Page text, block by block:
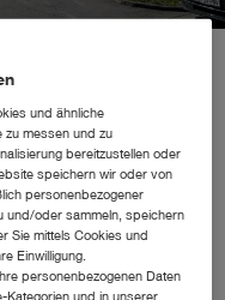
d.o.o.
und ähnliche
zu messen und zu
bereitzustellen oder
speichern wir oder von
personenbezogener
und/oder sammeln, speichern
Sie mittels Cookies und
Einwilligung.
personenbezogenen Daten
Kategorien und in unserer